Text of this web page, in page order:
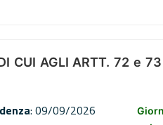
CUI AGLI ARTT. 72 e
: 09/09/2026